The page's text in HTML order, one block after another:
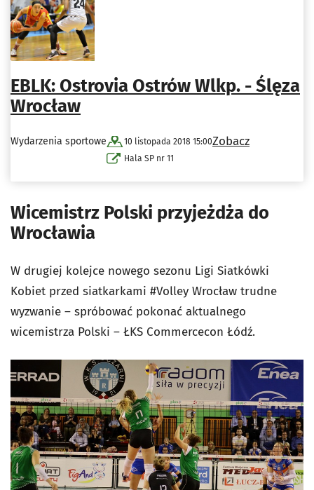
EBLK: Ostrovia Ostrów Wlkp. - Ślęza
Wrocław
Wydarzenia sportowe
10 listopada 2018 15:00
Hala SP nr 11
Zobacz
Wicemistrz Polski przyjeżdża do
Wrocławia
W drugiej kolejce nowego sezonu Ligi Siatkówki
Kobiet przed siatkarkami #Volley Wrocław trudne
wyzwanie – spróbować pokonać aktualnego
wicemistrza Polski – ŁKS Commercecon Łódź.